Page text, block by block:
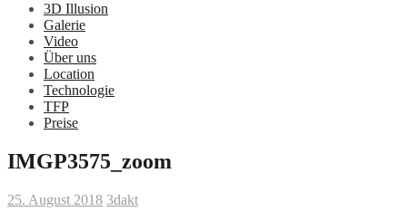
3D Illusion
Galerie
Video
Über uns
Location
Technologie
TFP
Preise
IMGP3575_zoom
25. August 2018 3dakt